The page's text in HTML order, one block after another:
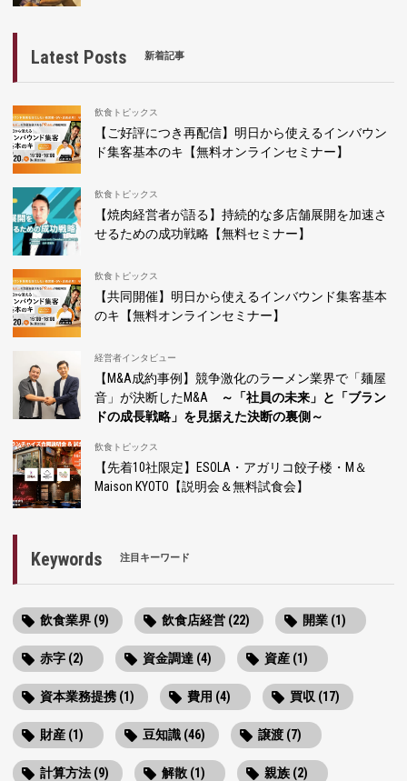
Latest Posts 新着記事
飲食トピックス
【ご好評につき再配信】明日から使えるインバウン
ド集客基本のキ【無料オンラインセミナー】
飲食トピックス
【焼肉経営者が語る】持続的な多店舗展開を加速さ
せるための成功戦略【無料セミナー】
飲食トピックス
【共同開催】明日から使えるインバウンド集客基本
のキ【無料オンラインセミナー】
経営者インタビュー
【M&A成約事例】競争激化のラーメン業界で「麺屋
音」が決断したM&A
～「社員の未来」と「ブラン
ドの成長戦略」を見据えた決断の裏側～
飲食トピックス
【先着10社限定】ESOLA・アガリコ餃子楼・M＆
Maison KYOTO【説明会＆無料試食会】
Keywords 注目キーワード
飲食業界 (9) 飲食店経営 (22) 開業 (1)
赤字 (2) 資金調達 (4) 資産 (1)
資本業務提携 (1) 費用 (4) 買収 (17)
財産 (1) 豆知識 (46) 譲渡 (7)
計算方法 (9) 解散 (1) 親族 (2)